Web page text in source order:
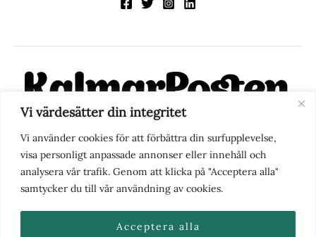
Vi värdesätter din integritet
Vi använder cookies för att förbättra din surfupplevelse,
visa personligt anpassade annonser eller innehåll och
analysera vår trafik. Genom att klicka på "Acceptera alla"
samtycker du till vår användning av cookies.
Acceptera alla
KalmarPosten är en modern lokalnyhetstidning på nätet. Med
fokus på Kalmarregionen, men också med blick för det större
perspektivet, vill vi vara din självklara kanal för nyheter,
berättelser och engagemang. KalmarPosten grundades 1988 och
fick nya ägare 2025.